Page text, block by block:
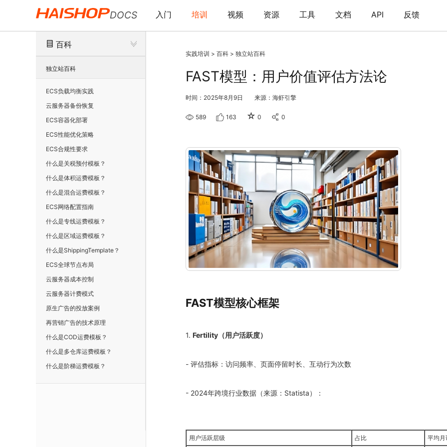
DOCS 入门 培训 视频 资源 工具 文档 API 反馈
百科
独立站百科
ECS负载均衡实践
云服务器备份恢复
ECS容器化部署
ECS性能优化策略
ECS合规性要求
什么是关税预付模板？
什么是体积运费模板？
什么是混合运费模板？
ECS网络配置指南
什么是专线运费模板？
什么是区域运费模板？
什么是ShippingTemplate？
ECS全球节点布局
云服务器成本控制
云服务器计费模式
原生广告的投放案例
再营销广告的技术原理
什么是COD运费模板？
什么是多仓库运费模板？
什么是阶梯运费模板？
实践培训 > 百科 > 独立站百科
FAST模型：用户价值评估方法论
时间：2025年8月9日 来源：海虾引擎
589 163 ☆ 0 0
FAST模型核心框架
1. Fertility（用户活跃度）
- 评估指标：访问频率、页面停留时长、互动行为次数
- 2024年跨境行业数据（来源：Statista）：
用户活跃层级 占比 平均月